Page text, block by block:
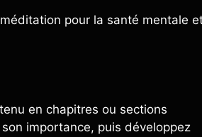
pour la santé mentale
en chapitres ou sections
importance, puis développez